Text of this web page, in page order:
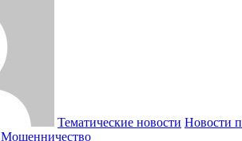
Тематические новости Новости
Мошенничество